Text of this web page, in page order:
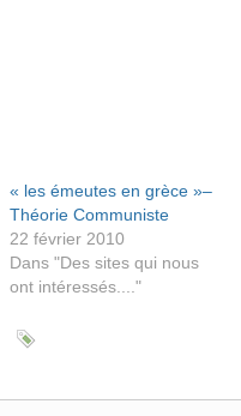
« les émeutes en grèce »–
Théorie Communiste
22 février 2010
Dans "Des sites qui nous
ont intéressés...."